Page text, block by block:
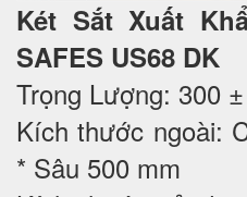
Két Sắt Xuất
SAFES US68 DK
Trọng Lượng: 300
Kích thước ngoài:
* Sâu 500 mm